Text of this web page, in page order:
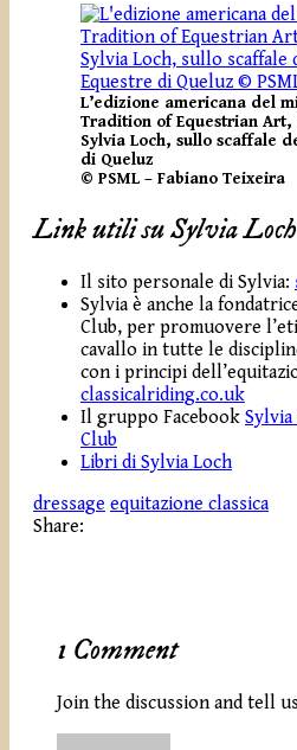
L’edizione americana del
Tradition of Equestrian
Sylvia Loch, sullo scaffale
di Queluz
© PSML – Fabiano Teixeira
Link utili su Sylvia Loch
Il sito personale di Sylvia:
Sylvia è anche la
Club, per promuovere
cavallo in tutte le
con i principi
classicalriding.co.uk
Il gruppo Facebook Sylvia
Club
Libri di Sylvia Loch
dressage equitazione classica
Share:
1 Comment
Join the discussion and tell